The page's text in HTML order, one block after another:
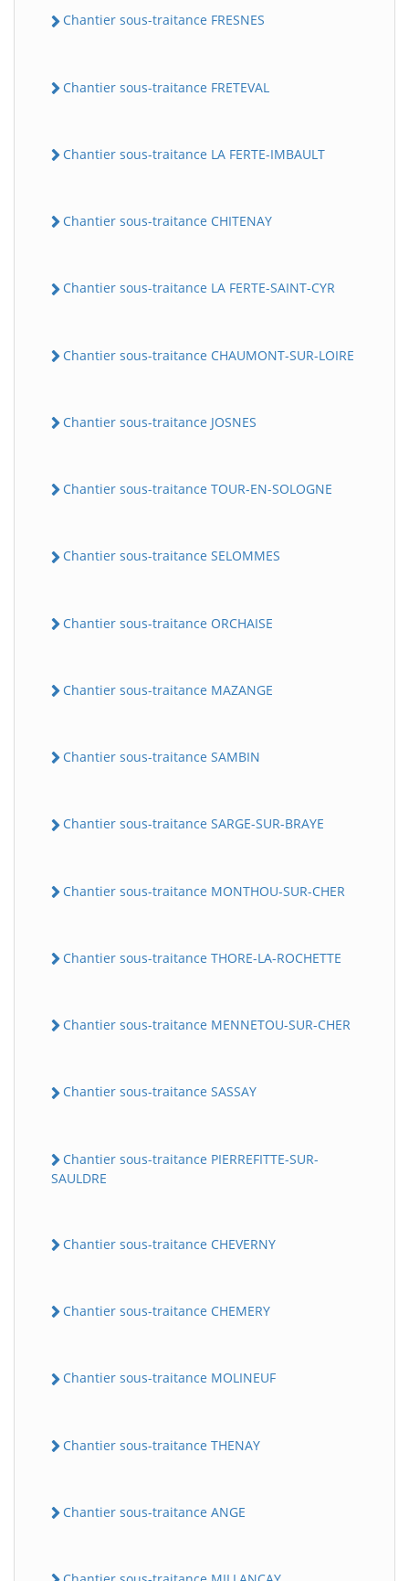
Chantier sous-traitance FRESNES
Chantier sous-traitance FRETEVAL
Chantier sous-traitance LA FERTE-IMBAULT
Chantier sous-traitance CHITENAY
Chantier sous-traitance LA FERTE-SAINT-CYR
Chantier sous-traitance CHAUMONT-SUR-LOIRE
Chantier sous-traitance JOSNES
Chantier sous-traitance TOUR-EN-SOLOGNE
Chantier sous-traitance SELOMMES
Chantier sous-traitance ORCHAISE
Chantier sous-traitance MAZANGE
Chantier sous-traitance SAMBIN
Chantier sous-traitance SARGE-SUR-BRAYE
Chantier sous-traitance MONTHOU-SUR-CHER
Chantier sous-traitance THORE-LA-ROCHETTE
Chantier sous-traitance MENNETOU-SUR-CHER
Chantier sous-traitance SASSAY
Chantier sous-traitance PIERREFITTE-SUR-
SAULDRE
Chantier sous-traitance CHEVERNY
Chantier sous-traitance CHEMERY
Chantier sous-traitance MOLINEUF
Chantier sous-traitance THENAY
Chantier sous-traitance ANGE